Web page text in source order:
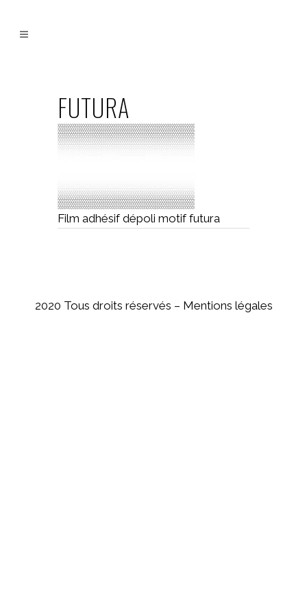
FUTURA
Film adhésif dépoli motif futura
2020 Tous droits réservés – Mentions légales